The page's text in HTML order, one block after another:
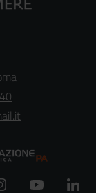
Instagram YouTube